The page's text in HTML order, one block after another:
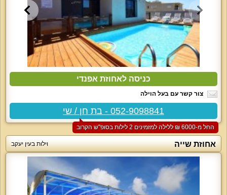
כניסה לאחוזת אפנדי
צור קשר עם בעל הוילה
052-9098841 - בת חן / שי
החל מ-‏6000 ₪ ללילה למזמינים 2 לילות בסופ"ש הקרוב
אחוזת שייה וילות בעין יעקב